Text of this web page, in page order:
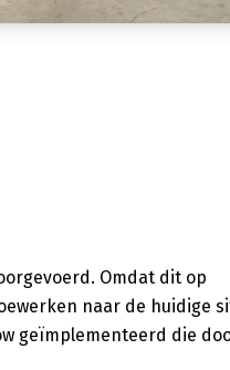
Omdat dit op
naar de huidige
geïmplementeerd die